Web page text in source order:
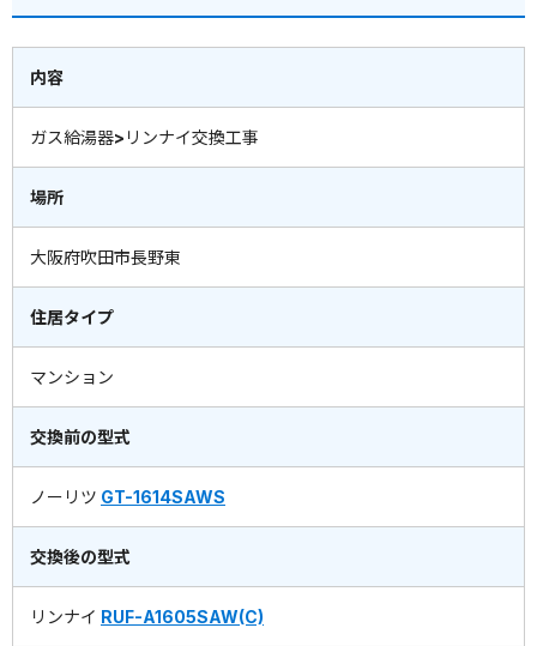
内容
ガス給湯器>リンナイ交換工事
場所
大阪府吹田市長野東
住居タイプ
マンション
交換前の型式
ノーリツ GT-1614SAWS
交換後の型式
リンナイ RUF-A1605SAW(C)